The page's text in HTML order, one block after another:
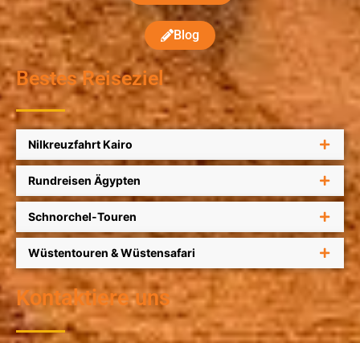
Blog
Bestes Reiseziel
Nilkreuzfahrt Kairo
Rundreisen Ägypten
Schnorchel-Touren
Wüstentouren & Wüstensafari
Kontaktiere uns